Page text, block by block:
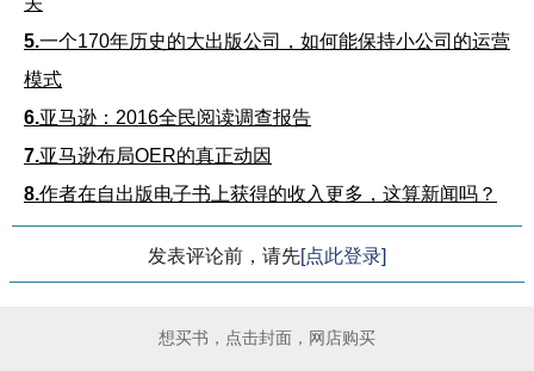
5.一个170年历史的大出版公司，如何能保持小公司的运营
模式
6.亚马逊：2016全民阅读调查报告
7.亚马逊布局OER的真正动因
8.作者在自出版电子书上获得的收入更多，这算新闻吗？
发表评论前，请先[点此登录]
想买书，点击封面，网店购买